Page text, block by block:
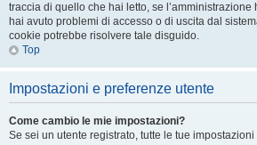
traccia di quello che hai letto, se l’amministrazione
hai avuto problemi di accesso o di uscita dal
cookie potrebbe risolvere tale disguido.
Top
Impostazioni e preferenze utente
Come cambio le mie impostazioni?
Se sei un utente registrato, tutte le tue impostazioni